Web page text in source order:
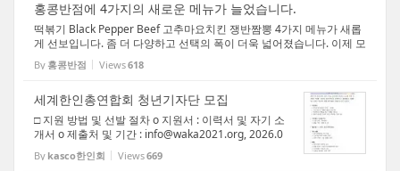
홍콩반점에 4가지의 새로운 메뉴가 늘었습니다.
떡볶기 Black Pepper Beef 고추마요치킨 쟁반짬뽕 4가지 메뉴가 새롭
게 선보입니다. 좀 더 다양하고 선택의 폭이 더욱 넓어졌습니다. 이제 모
든 홍콩반점의 메뉴가 완성되었습니다. 고객 만족을 위해 최선을 다하
겠습니다. 최고의 맛을 위해 열심히 노력하겠습...
By 홍콩반점 Views618
세계한인총연합회 청년기자단 모집
□ 지원 방법 및 선발 절차 o 지원서 : 이력서 및 자기 소
개서 o 제출처 및 기간 : info@waka2021.org, 2026.0
3.06. o 선발 절차 : 1차 서류 전형, 2차 화상 면접 o 기
타 문의사항 : +82-2-523-0336 또는 info@waka202
By kasco한인회 Views669